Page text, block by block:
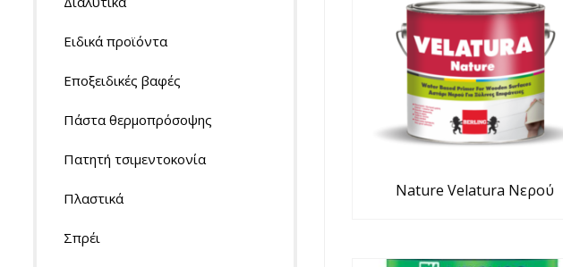
Ειδικά προϊόντα
Εποξειδικές βαφές
Πάστα θερμοπρόσοψης
Πατητή τσιμεντοκονία
Πλαστικά
Σπρέι
Nature Velatura Νερού